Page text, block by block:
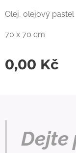
Olej, olejový pastel
70 x 70 cm
0,00 Kč
Dejte